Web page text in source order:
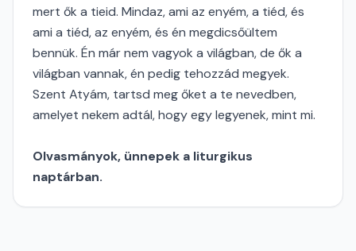
mert ők a tieid. Mindaz, ami az enyém, a tiéd, és
ami a tiéd, az enyém, és én megdicsőültem
bennük. Én már nem vagyok a világban, de ők a
világban vannak, én pedig tehozzád megyek.
Szent Atyám, tartsd meg őket a te nevedben,
amelyet nekem adtál, hogy egy legyenek, mint mi.
Olvasmányok, ünnepek a liturgikus
naptárban.